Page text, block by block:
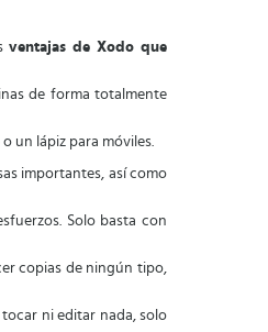
ventajas de Xodo que
de forma totalmente
un lápiz para móviles.
importantes, así como
Solo basta con
copias de ningún tipo,
tocar ni editar nada, solo